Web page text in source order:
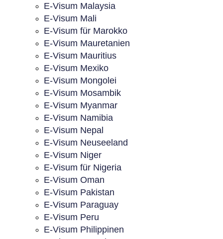
E-Visum Malaysia
E-Visum Mali
E-Visum für Marokko
E-Visum Mauretanien
E-Visum Mauritius
E-Visum Mexiko
E-Visum Mongolei
E-Visum Mosambik
E-Visum Myanmar
E-Visum Namibia
E-Visum Nepal
E-Visum Neuseeland
E-Visum Niger
E-Visum für Nigeria
E-Visum Oman
E-Visum Pakistan
E-Visum Paraguay
E-Visum Peru
E-Visum Philippinen